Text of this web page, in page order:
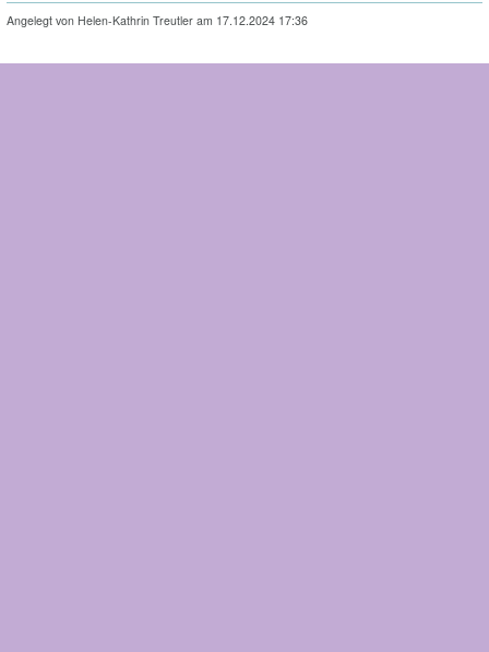
Angelegt von Helen-Kathrin Treutler am 17.12.2024 17:36